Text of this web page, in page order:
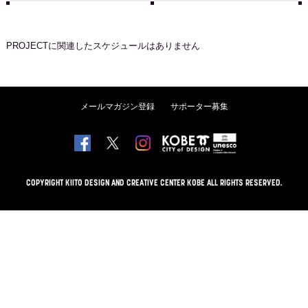
PROJECTに関連したスケジュールはありません
メールマガジン登録 サポーター募集
COPYRIGHT KIITO DESIGN AND CREATIVE CENTER KOBE ALL RIGHTS RESERVED.